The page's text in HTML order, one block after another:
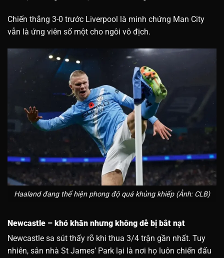
Chiến thắng 3-0 trước Liverpool là minh chứng Man City
vẫn là ứng viên số một cho ngôi vô địch.
Haaland đang thể hiện phong độ quá khủng khiếp (Ảnh: CLB)
Newcastle – khó khăn nhưng không dễ bị bắt nạt
Newcastle sa sút thấy rõ khi thua 3/4 trận gần nhất. Tuy
nhiên, sân nhà St James’ Park lại là nơi họ luôn chiến đấu